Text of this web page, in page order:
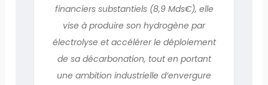
financiers substantiels (8,9 Mds€), elle
vise à produire son hydrogène par
électrolyse et accélérer le déploiement
de sa décarbonation, tout en portant
une ambition industrielle d’envergure